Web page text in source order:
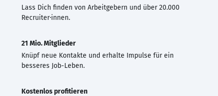
Lass Dich finden von Arbeitgebern und über 20.000
Recruiter·innen.
21 Mio. Mitglieder
Knüpf neue Kontakte und erhalte Impulse für ein
besseres Job-Leben.
Kostenlos profitieren